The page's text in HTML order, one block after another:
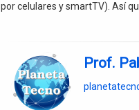
por celulares y smartTV). Así
Prof.